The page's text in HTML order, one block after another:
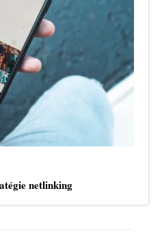
netlinking